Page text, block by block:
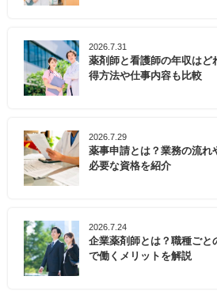
2026.7.31
薬剤師と看護師の年収はど
得方法や仕事内容も比較
2026.7.29
薬事申請とは？業務の流れ
必要な資格を紹介
2026.7.24
企業薬剤師とは？職種ごと
で働くメリットを解説